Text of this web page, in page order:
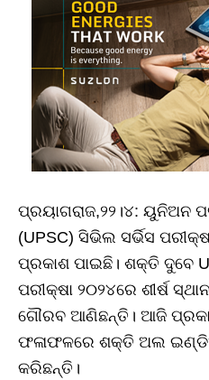
ପ୍ରୟାଗରାଜ,୨୨।୪: ୟୁନିଅନ
(UPSC) ସିଭିଲ ସର୍ଭିସ
ପ୍ରକାଶ ପାଇଛି। ଶକ୍ତି ଦୁବେ
ପରୀକ୍ଷା ୨୦୨୪ରେ ଶୀର୍ଷ
ଗୌରବ ଆଣିଛନ୍ତି। ଆଜି
ଫଳାଫଳରେ ଶକ୍ତି ଅଲ
କରିଛନ୍ତି।